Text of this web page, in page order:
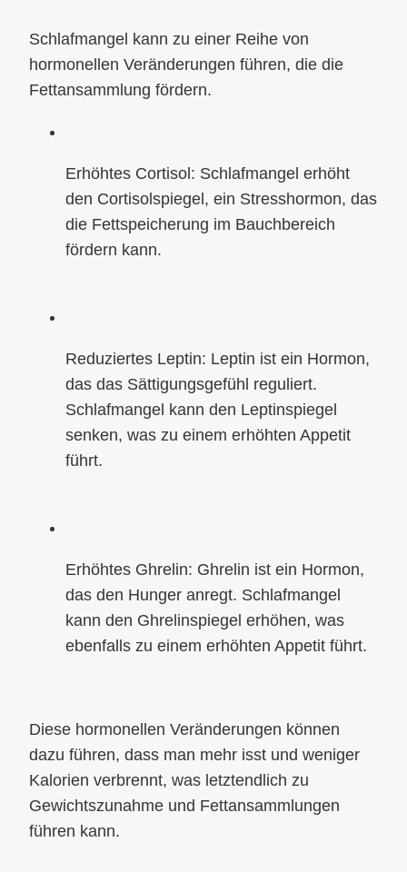
Schlafmangel kann zu einer Reihe von
hormonellen Veränderungen führen, die die
Fettansammlung fördern.
Erhöhtes Cortisol: Schlafmangel erhöht
den Cortisolspiegel, ein Stresshormon, das
die Fettspeicherung im Bauchbereich
fördern kann.
Reduziertes Leptin: Leptin ist ein Hormon,
das das Sättigungsgefühl reguliert.
Schlafmangel kann den Leptinspiegel
senken, was zu einem erhöhten Appetit
führt.
Erhöhtes Ghrelin: Ghrelin ist ein Hormon,
das den Hunger anregt. Schlafmangel
kann den Ghrelinspiegel erhöhen, was
ebenfalls zu einem erhöhten Appetit führt.
Diese hormonellen Veränderungen können
dazu führen, dass man mehr isst und weniger
Kalorien verbrennt, was letztendlich zu
Gewichtszunahme und Fettansammlungen
führen kann.